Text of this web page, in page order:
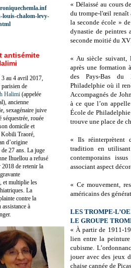
« Délaissé au cours
du trompe-l'œil renaît
la seconde école »
dynastie de peintres
seconde moitié du
« Au siècle suivant,
après une formation
des Pays-Bas
Philadelphie où il
Accompagnés de
à ce que l’on
École de
trouve une place de
« Ils réinterprètent
tradition en
contemporains
associant aspect
« Ce mouvement,
américains des
LES TROMPE-
LE GROUPE
« À partir de 1911-
lien entre la
cubisme.
jouer avec des jeux
chaise cannée de
louis-chalom-levy-
antisémite
au 4 avril 2017,
de
Halimi (appelée
ancienne
sexagénaire juive
séquestrée, rouée
domicile et
Kobili Traoré,
d’origine
de 27 ans. La juge
Ihuellou a refusé
de retenir la
et multiplie les
La
contre la
à